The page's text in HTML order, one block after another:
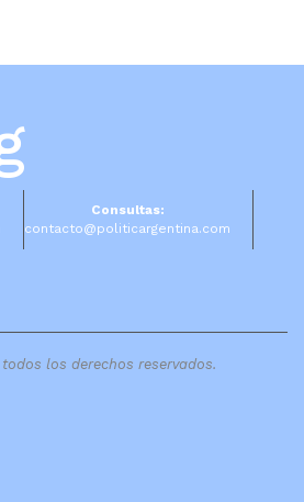
Consultas:
contacto@politicargentina.com
los derechos reservados.